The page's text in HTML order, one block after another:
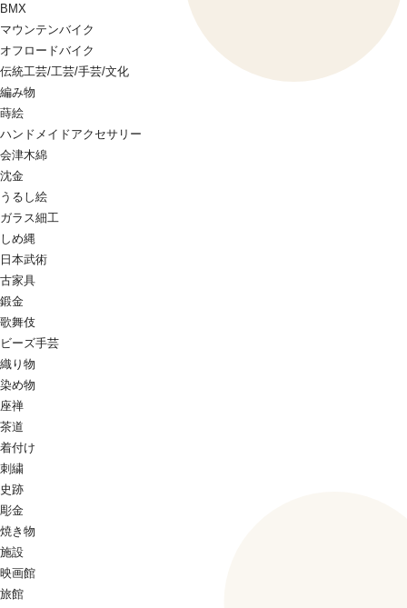
BMX
マウンテンバイク
オフロードバイク
伝統工芸/工芸/手芸/文化
編み物
蒔絵
ハンドメイドアクセサリー
会津木綿
沈金
うるし絵
ガラス細工
しめ縄
日本武術
古家具
鍛金
歌舞伎
ビーズ手芸
織り物
染め物
座禅
茶道
着付け
刺繍
史跡
彫金
焼き物
施設
映画館
旅館